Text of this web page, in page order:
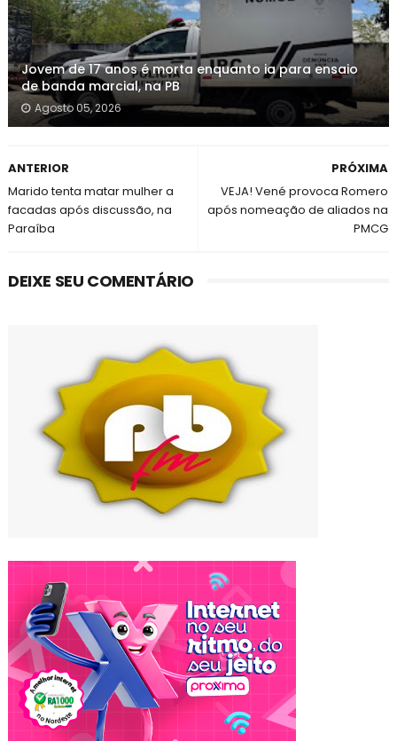
Jovem de 17 anos é morta enquanto ia para ensaio
de banda marcial, na PB
Agosto 05, 2026
PRÓXIMA
VEJA! Vené provoca Romero
após nomeação de aliados na
PMCG
ANTERIOR
Marido tenta matar mulher a
facadas após discussão, na
Paraíba
DEIXE SEU COMENTÁRIO